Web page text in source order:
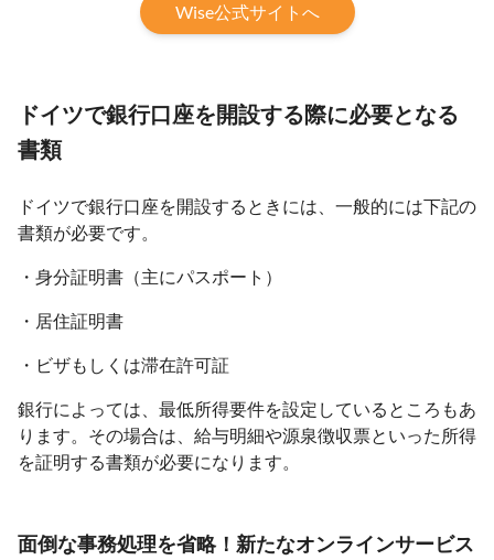
Wise公式サイトへ
ドイツで銀行口座を開設する際に必要となる
書類
ドイツで銀行口座を開設するときには、一般的には下記の
書類が必要です。
・身分証明書（主にパスポート）
・居住証明書
・ビザもしくは滞在許可証
銀行によっては、最低所得要件を設定しているところもあ
ります。その場合は、給与明細や源泉徴収票といった所得
を証明する書類が必要になります。
面倒な事務処理を省略！新たなオンラインサービス